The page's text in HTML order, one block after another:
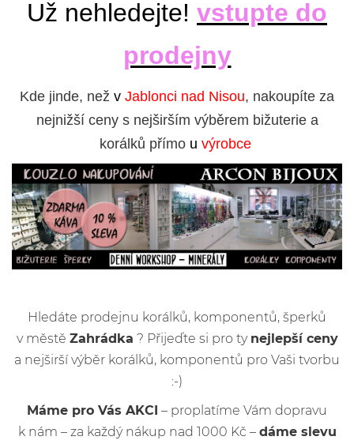
Už nehledejte! vstupte do
prodejny
Kde jinde, než v Jablonci nad Nisou, nakoupíte za
nejnižší ceny s nejširším výběrem bižuterie a
korálků přímo u výrobce
Hledáte prodejnu korálků, komponentů, šperků
v městě Zahrádka ? Přijeďte si pro ty nejlepší ceny
a nejširší výběr korálků, komponentů pro Vaši tvorbu
:-)
Máme pro Vás AKCI – proplatíme Vám dopravu
k nám – za každý nákup nad 1000 Kč – dáme slevu